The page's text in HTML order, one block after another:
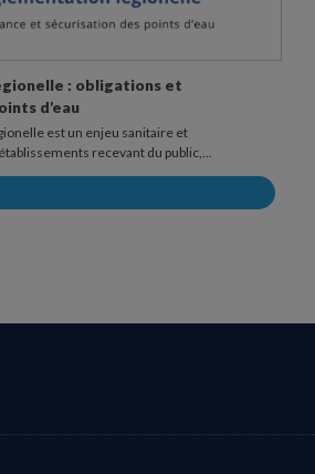
et usage d’une douchette anti
sensibles, la douche peut représenter un
risque légionelle. La bactérie...